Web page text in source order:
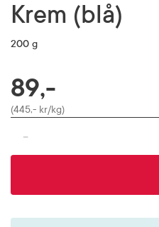
Krem (blå)
200 g
RABATTPROSENT
Pris
89,-
(445,- kr/kg)
-